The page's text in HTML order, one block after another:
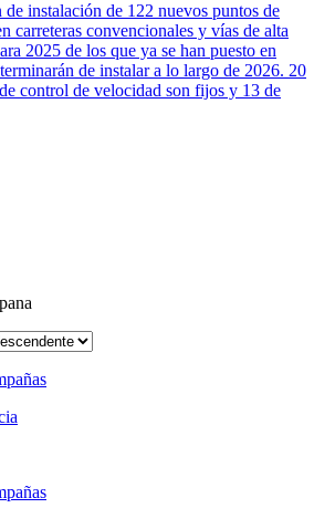
instalación de 122 nuevos puntos de
carreteras convencionales y vías de alta
2025 de los que ya se han puesto en
de instalar a lo largo de 2026. 20
control de velocidad son fijos y 13 de